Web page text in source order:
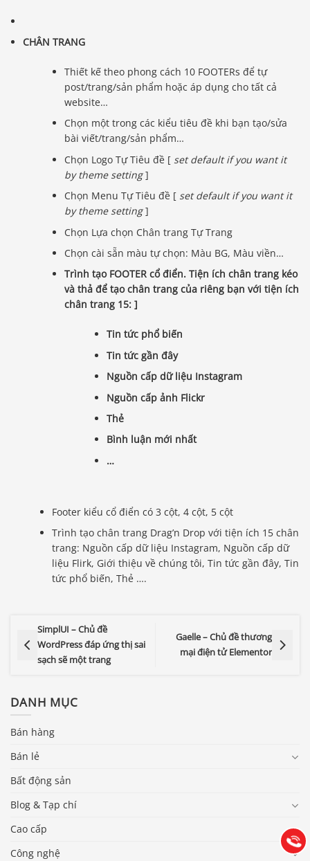
CHÂN TRANG
Thiết kế theo phong cách 10 FOOTERs để tự
post/trang/sản phẩm hoặc áp dụng cho tất cả
website…
Chọn một trong các kiểu tiêu đề khi bạn tạo/sửa
bài viết/trang/sản phẩm…
Chọn Logo Tự Tiêu đề [ set default if you want it
by theme setting]
Chọn Menu Tự Tiêu đề [ set default if you want it
by theme setting]
Chọn Lựa chọn Chân trang Tự Trang
Chọn cài sẵn màu tự chọn: Màu BG, Màu viền…
Trình tạo FOOTER cổ điển. Tiện ích chân trang kéo
và thả để tạo chân trang của riêng bạn với tiện ích
chân trang 15: ]
Tin tức phổ biến
Tin tức gần đây
Nguồn cấp dữ liệu Instagram
Nguồn cấp ảnh Flickr
Thẻ
Bình luận mới nhất
…
Footer kiểu cổ điển có 3 cột, 4 cột, 5 cột
Trình tạo chân trang Drag’n Drop với tiện ích 15 chân
trang: Nguồn cấp dữ liệu Instagram, Nguồn cấp dữ
liệu Flirk, Giới thiệu về chúng tôi, Tin tức gần đây, Tin
tức phổ biến, Thẻ ….
SimplUI – Chủ đề
WordPress đáp ứng thị sai
sạch sẽ một trang
Gaelle – Chủ đề thương
mại điện tử Elementor
DANH MỤC
Bán hàng
Bán lẻ
Bất động sản
Blog & Tạp chí
Cao cấp
Công nghệ
Gọi
Hướng dẫn & Hỗ trợ:
(028) 22.166.144